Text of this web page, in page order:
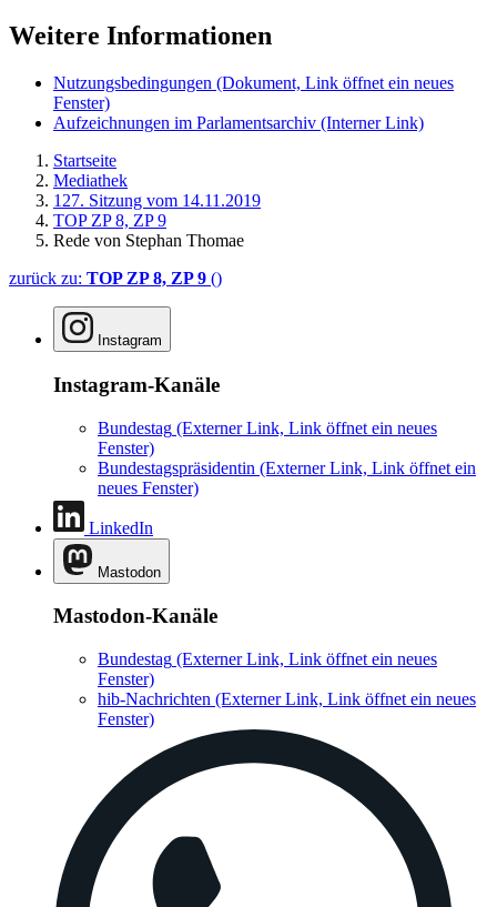
Weitere Informationen
Nutzungsbedingungen (Dokument, Link öffnet ein neues
Fenster)
Aufzeichnungen im Parlamentsarchiv (Interner Link)
Startseite
Mediathek
127. Sitzung vom 14.11.2019
TOP ZP 8, ZP 9
Rede von Stephan Thomae
zurück zu: TOP ZP 8, ZP 9 ()
Instagram
Instagram-Kanäle
Bundestag (Externer Link, Link öffnet ein neues
Fenster)
Bundestagspräsidentin (Externer Link, Link öffnet ein
neues Fenster)
LinkedIn
Mastodon
Mastodon-Kanäle
Bundestag (Externer Link, Link öffnet ein neues
Fenster)
hib-Nachrichten (Externer Link, Link öffnet ein neues
Fenster)